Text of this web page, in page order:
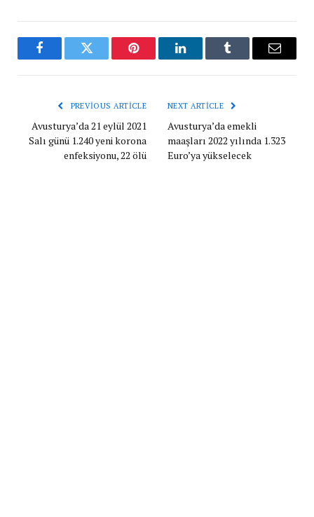
FacebookTwitter Pinterest LinkedInTumblr Email
PREVIOUS ARTICLE
Avusturya’da 21 eylül 2021
Salı günü 1.240 yeni korona
enfeksiyonu, 22 ölü
NEXT ARTICLE
Avusturya’da emekli
maaşları 2022 yılında 1.323
Euro’ya yükselecek